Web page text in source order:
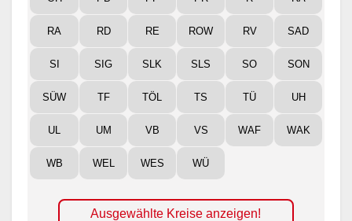
RA RD RE ROW RV SAD
SI SIG SLK SLS SO SON
SÜW TF TÖL TS TÜ UH
UL UM VB VS WAF WAK
WB WEL WES WÜ
Ausgewählte Kreise anzeigen!